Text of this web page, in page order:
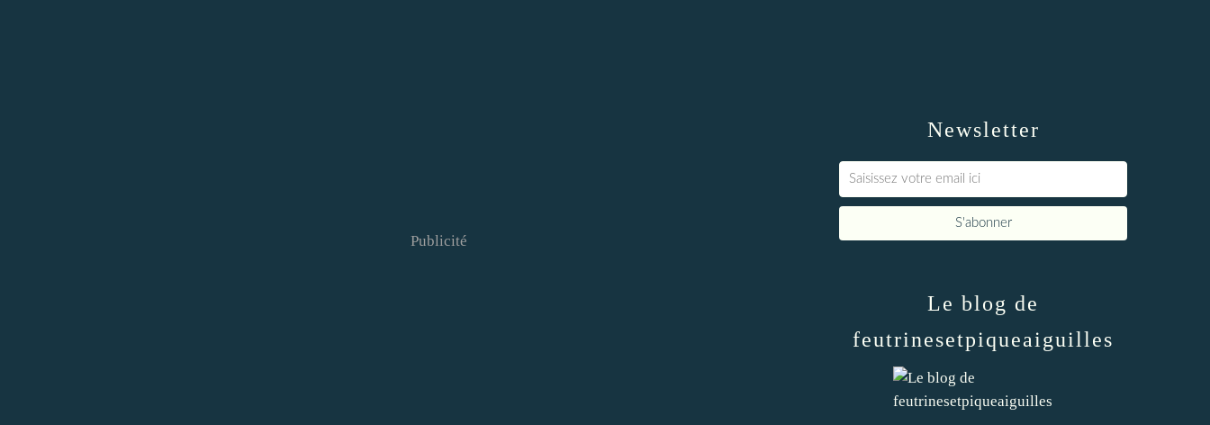
Publicité
Newsletter
Le blog de
feutrinesetpiqueaiguilles